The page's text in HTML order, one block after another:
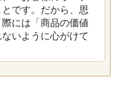
です。だから、思
には「商品の価値
いように心がけて